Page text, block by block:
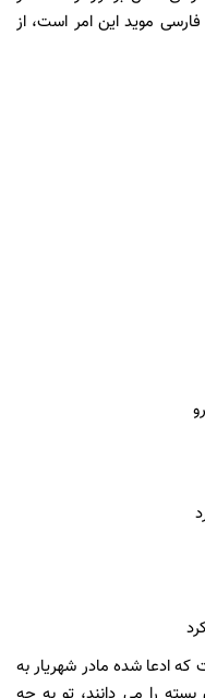
موید این امر است، از
ادعا شده مادر شهریار به